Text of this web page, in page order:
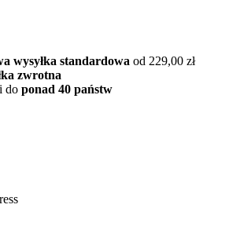
wysyłka standardowa od 229,00 zł
zwrotna
do ponad 40 państw